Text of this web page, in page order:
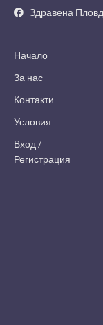
Здравена
Начало
За нас
Контакти
Условия
Вход /
Регистрация